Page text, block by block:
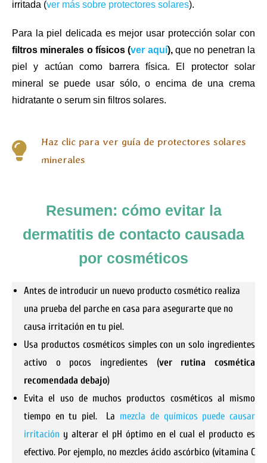
irritada (ver más sobre protectores solares).
Para la piel delicada es mejor usar protección solar con
filtros minerales o físicos (ver aquí),que no penetran la
piel y actúan como barrera física. El protector solar
mineral se puede usar sólo, o encima de una crema
hidratante o serum sin filtros solares.
Haz clic para ver guía de protectores solares
minerales
Resumen: cómo evitar la
dermatitis de contacto causada
por cosméticos
Antes de introducir un nuevo producto cosmético realiza
una prueba del parche en casa para asegurarte que no
causa irritación en tu piel.
Usa productos cosméticos simples con un solo ingredientes
activo o pocos ingredientes (ver rutina cosmética
recomendada debajo)
Evita el uso de muchos productos cosméticos al mismo
tiempo en tu piel. La mezcla de químicos puede causar
irritación y alterar el pH óptimo en el cual el producto es
efectivo. Por ejemplo, no mezcles ácido ascórbico (vitamina C